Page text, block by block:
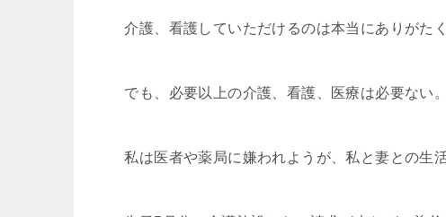
介護、看護していただけるのは本当にありがた
でも、必要以上の介護、看護、医療は必要ない。
私は医者や薬局に嫌われようが、私と妻との生